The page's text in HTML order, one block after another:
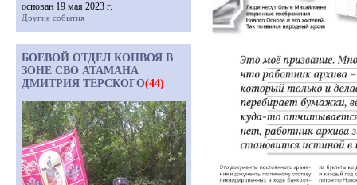
основан 19 мая 2023 г.
Другие события
БОЕВОЙ ОТДЕЛ КОНВОЯ В
ЗОНЕ СВО АТАМАНА
ДМИТРИЯ ТЕРСКОГО(44)